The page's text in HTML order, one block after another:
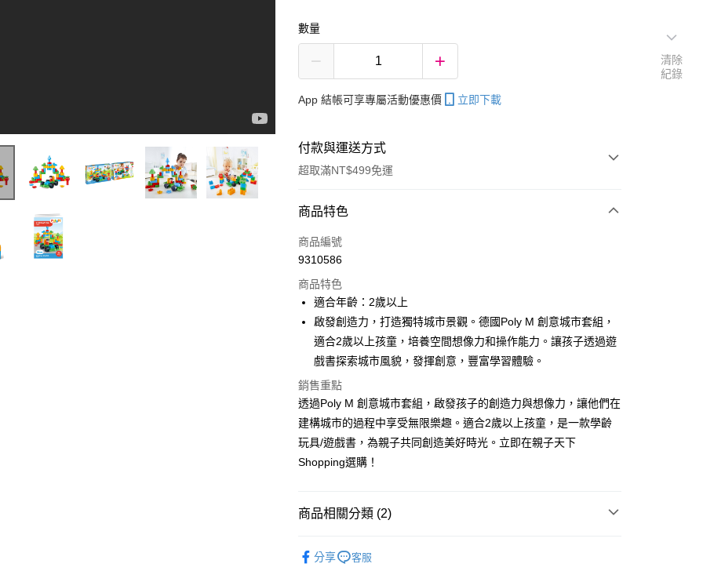
數量
App 結帳可享專屬活動優惠價 立即下載
付款與運送方式
超取滿NT$499免運
付款方式
信用卡一次付款
Apple Pay
大哥付你分期
相關說明
【大哥付你分期使用說明】
2.付款方式選擇「大哥付你分期」，訂單成立後會自動跳轉到大哥付的交易
流程，驗證手機門號後，選擇欲分期的期數、繳款截止日，確認付款後即
完成交易。
3.實際核准額度、可分期數及費用金額請依後續交易確認頁面所載為準。
4.訂單成立30分鐘內，如未前往確認交易或遇審核未通過，訂單將自動取
消。如遇「轉專審核」未通過狀況，表示未達大哥付你分期系統評分，恕
醒簡訊。
相關說明
【關於「AFTEE先享後付」】
AFTEE先享後付是「在收到商品之後才付款」的支付方式。 讓您購物簡單
１．簡單：不需註冊會員、不需綁卡、不需儲值。
２．便利：只要手機號碼，簡訊認證，即可結帳。
【「AFTEE先享後付」結帳流程】
１．於結帳方式選擇「AFTEE先享後付」後，將跳轉至「AFTEE先享後
３．收到繳費通知簡訊後14天內，點擊此簡訊中的連結，可透過四大超商
ATM付款
運送方式
每筆NT$70，滿NT$499(含以上)免運費
商品特色
商品編號
9310586
商品特色
適合年齡：2歲以上
啟發創造力，打造獨特城市景觀。德國Poly M 創意城市套組，
適合2歲以上孩童，培養空間想像力和操作能力。讓孩子透過遊
戲書探索城市風貌，發揮創意，豐富學習體驗。
銷售重點
透過Poly M 創意城市套組，啟發孩子的創造力與想像力，讓他們在
建構城市的過程中享受無限樂趣。適合2歲以上孩童，是一款學齡
玩具/遊戲書，為親子共同創造美好時光。立即在親子天下
Shopping選購！
商品相關分類 (2)
分享 客服
清除
紀錄